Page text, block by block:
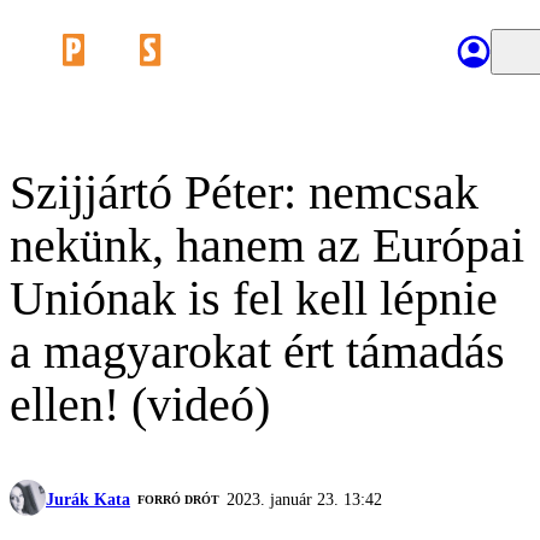
Szijjártó Péter: nemcsak
nekünk, hanem az Európai
Uniónak is fel kell lépnie
a magyarokat ért támadás
ellen! (videó)
Jurák Kata FORRÓ DRÓT 2023. január 23. 13:42